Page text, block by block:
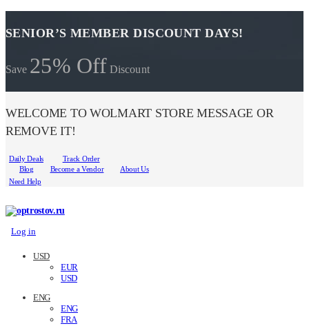
SENIOR’S MEMBER DISCOUNT DAYS!
Save 25% Off Discount
WELCOME TO WOLMART STORE MESSAGE OR
REMOVE IT!
Daily Deals
Track Order
Blog
Become a Vendor
About Us
Need Help
Log in
USD
EUR
USD
ENG
ENG
FRA